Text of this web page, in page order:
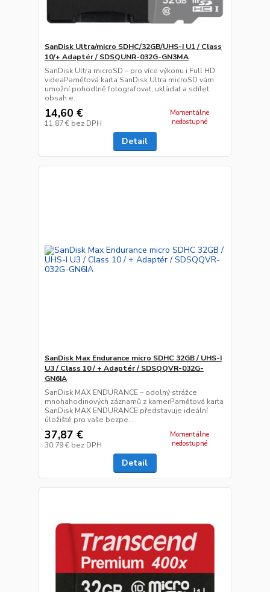
SanDisk Ultra/micro SDHC/32GB/UHS-I U1 / Class
10/+ Adaptér / SDSQUNR-032G-GN3MA
SanDisk Ultra microSD – pro více výkonu i Full HD
videaPaměťová karta SanDisk Ultra microSD vám
umožní pohodlně fotografovat, ukládat a sdílet
obsah e...
14,60 €
11,87 € bez DPH
Momentálne
nedostupné
Detail
SanDisk Max Endurance micro SDHC 32GB / UHS-I
U3 / Class 10 / + Adaptér / SDSQQVR-032G-
GN6IA
SanDisk MAX ENDURANCE – odolný strážce
mnohahodinových záznamů z kamerPaměťová karta
SanDisk MAX ENDURANCE představuje ideální
úložiště pro vaše bezpe...
37,87 €
30,79 € bez DPH
Momentálne
nedostupné
Detail